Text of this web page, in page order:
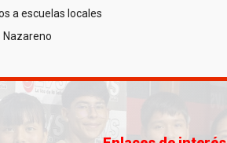
a escuelas locales
Nazareno